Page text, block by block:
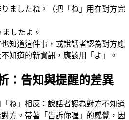
ましたね。（把「ね」用在對方完
したよ。
也知道這件事，或說話者認為對方應
知道的新資訊，應該用「よ」。
：告知與提醒的差異
「ね」相反：說話者認為對方不知道
方。帶著「告訴你喔」的感覺，因